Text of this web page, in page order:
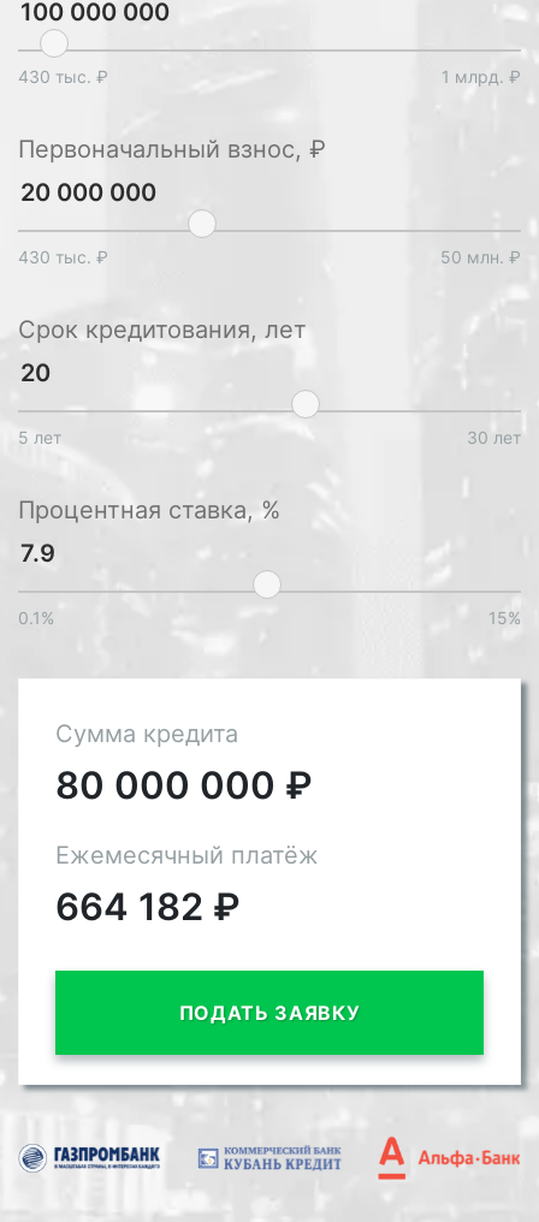
430 тыс. ₽ 1 млрд. ₽
Первоначальный взнос, ₽
430 тыс. ₽ 50 млн. ₽
Срок кредитования, лет
5 лет 30 лет
Процентная ставка, %
0.1% 15%
Сумма кредита
80 000 000 ₽
Ежемесячный платёж
664 182 ₽
ПОДАТЬ ЗАЯВКУ